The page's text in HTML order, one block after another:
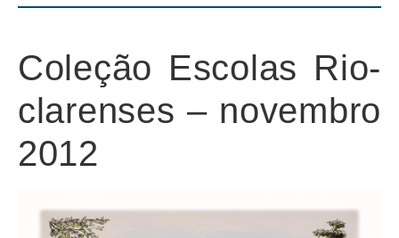
Coleção Escolas Rio-
clarenses – novembro
2012